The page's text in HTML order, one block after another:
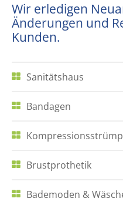
Wir erledigen
Änderungen und
Kunden.
Sanitätshaus
Bandagen
Brustprothetik
Bademoden &